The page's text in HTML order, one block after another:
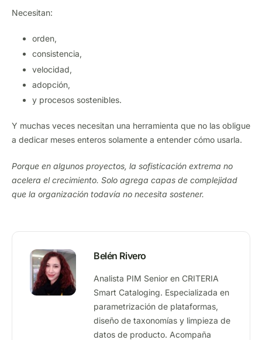
Necesitan:
orden,
consistencia,
velocidad,
adopción,
y procesos sostenibles.
Y muchas veces necesitan una herramienta que no las obligue
a dedicar meses enteros solamente a entender cómo usarla.
Porque en algunos proyectos, la sofisticación extrema no
acelera el crecimiento. Solo agrega capas de complejidad
que la organización todavía no necesita sostener.
Belén Rivero
Analista PIM Senior en CRITERIA
Smart Cataloging. Especializada en
parametrización de plataformas,
diseño de taxonomías y limpieza de
datos de producto. Acompaña